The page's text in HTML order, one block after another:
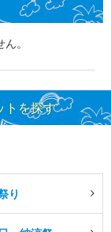
。
トを探す
り